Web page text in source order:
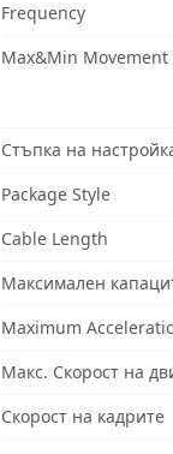
Frequency
Max&Min Movement
Стъпка на
Package Style
Cable Length
Максимален
Maximum
Макс. Скорост на
Скорост на кадрите